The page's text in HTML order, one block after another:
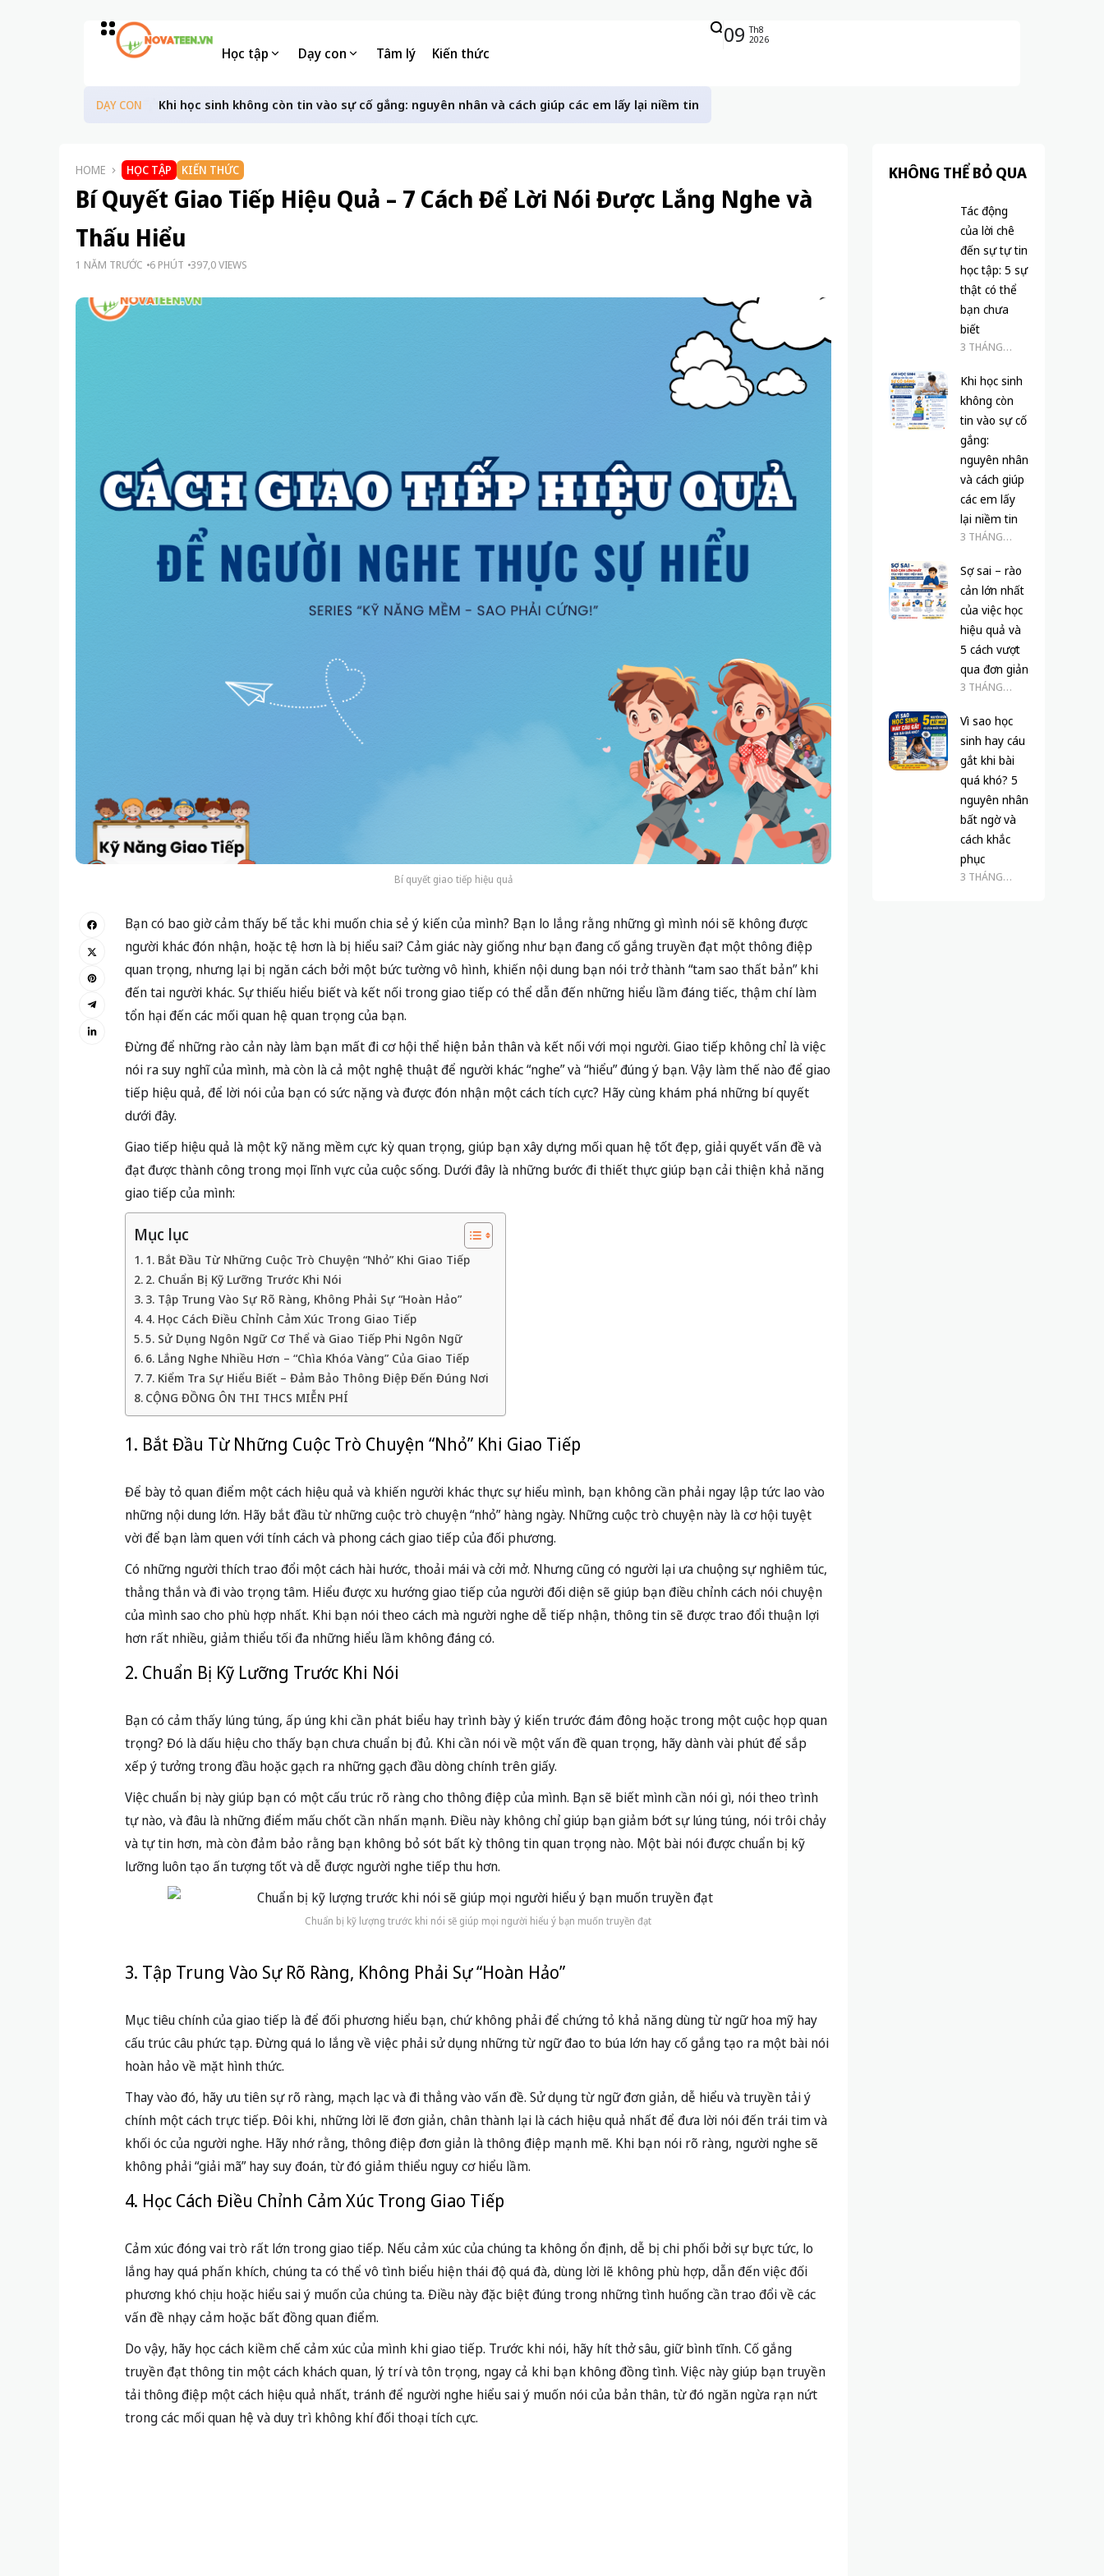
Học tập Dạy con Tâm lý Kiến thức
09 Th8
2026
DẠY CON Khi học sinh không còn tin vào sự cố gắng: nguyên nhân và cách giúp các em lấy lại niềm tin
HOME HỌC TẬP KIẾN THỨC
Bí Quyết Giao Tiếp Hiệu Quả – 7 Cách Để Lời Nói Được Lắng Nghe và
Thấu Hiểu
1 NĂM TRƯỚC 6 PHÚT 397,0 VIEWS
Bí quyết giao tiếp hiệu quả
Bạn có bao giờ cảm thấy bế tắc khi muốn chia sẻ ý kiến của mình? Bạn lo lắng rằng những gì mình nói sẽ không được
người khác đón nhận, hoặc tệ hơn là bị hiểu sai? Cảm giác này giống như bạn đang cố gắng truyền đạt một thông điệp
quan trọng, nhưng lại bị ngăn cách bởi một bức tường vô hình, khiến nội dung bạn nói trở thành “tam sao thất bản” khi
đến tai người khác. Sự thiếu hiểu biết và kết nối trong giao tiếp có thể dẫn đến những hiểu lầm đáng tiếc, thậm chí làm
tổn hại đến các mối quan hệ quan trọng của bạn.
Đừng để những rào cản này làm bạn mất đi cơ hội thể hiện bản thân và kết nối với mọi người. Giao tiếp không chỉ là việc
nói ra suy nghĩ của mình, mà còn là cả một nghệ thuật để người khác “nghe” và “hiểu” đúng ý bạn. Vậy làm thế nào để giao
tiếp hiệu quả, để lời nói của bạn có sức nặng và được đón nhận một cách tích cực? Hãy cùng khám phá những bí quyết
dưới đây.
Giao tiếp hiệu quả là một kỹ năng mềm cực kỳ quan trọng, giúp bạn xây dựng mối quan hệ tốt đẹp, giải quyết vấn đề và
đạt được thành công trong mọi lĩnh vực của cuộc sống. Dưới đây là những bước đi thiết thực giúp bạn cải thiện khả năng
giao tiếp của mình:
Mục lục
1. Bắt Đầu Từ Những Cuộc Trò Chuyện “Nhỏ” Khi Giao Tiếp
2. Chuẩn Bị Kỹ Lưỡng Trước Khi Nói
3. Tập Trung Vào Sự Rõ Ràng, Không Phải Sự “Hoàn Hảo”
4. Học Cách Điều Chỉnh Cảm Xúc Trong Giao Tiếp
5. Sử Dụng Ngôn Ngữ Cơ Thể và Giao Tiếp Phi Ngôn Ngữ
6. Lắng Nghe Nhiều Hơn – “Chìa Khóa Vàng” Của Giao Tiếp
7. Kiểm Tra Sự Hiểu Biết – Đảm Bảo Thông Điệp Đến Đúng Nơi
CỘNG ĐỒNG ÔN THI THCS MIỄN PHÍ
1. Bắt Đầu Từ Những Cuộc Trò Chuyện “Nhỏ” Khi Giao Tiếp
Để bày tỏ quan điểm một cách hiệu quả và khiến người khác thực sự hiểu mình, bạn không cần phải ngay lập tức lao vào
những nội dung lớn. Hãy bắt đầu từ những cuộc trò chuyện “nhỏ” hàng ngày. Những cuộc trò chuyện này là cơ hội tuyệt
vời để bạn làm quen với tính cách và phong cách giao tiếp của đối phương.
Có những người thích trao đổi một cách hài hước, thoải mái và cởi mở. Nhưng cũng có người lại ưa chuộng sự nghiêm túc,
thẳng thắn và đi vào trọng tâm. Hiểu được xu hướng giao tiếp của người đối diện sẽ giúp bạn điều chỉnh cách nói chuyện
của mình sao cho phù hợp nhất. Khi bạn nói theo cách mà người nghe dễ tiếp nhận, thông tin sẽ được trao đổi thuận lợi
hơn rất nhiều, giảm thiểu tối đa những hiểu lầm không đáng có.
2. Chuẩn Bị Kỹ Lưỡng Trước Khi Nói
Bạn có cảm thấy lúng túng, ấp úng khi cần phát biểu hay trình bày ý kiến trước đám đông hoặc trong một cuộc họp quan
trọng? Đó là dấu hiệu cho thấy bạn chưa chuẩn bị đủ. Khi cần nói về một vấn đề quan trọng, hãy dành vài phút để sắp
xếp ý tưởng trong đầu hoặc gạch ra những gạch đầu dòng chính trên giấy.
Việc chuẩn bị này giúp bạn có một cấu trúc rõ ràng cho thông điệp của mình. Bạn sẽ biết mình cần nói gì, nói theo trình
tự nào, và đâu là những điểm mấu chốt cần nhấn mạnh. Điều này không chỉ giúp bạn giảm bớt sự lúng túng, nói trôi chảy
và tự tin hơn, mà còn đảm bảo rằng bạn không bỏ sót bất kỳ thông tin quan trọng nào. Một bài nói được chuẩn bị kỹ
lưỡng luôn tạo ấn tượng tốt và dễ được người nghe tiếp thu hơn.
Chuẩn bị kỹ lượng trước khi nói sẽ giúp mọi người hiểu ý bạn muốn truyền đạt
3. Tập Trung Vào Sự Rõ Ràng, Không Phải Sự “Hoàn Hảo”
Mục tiêu chính của giao tiếp là để đối phương hiểu bạn, chứ không phải để chứng tỏ khả năng dùng từ ngữ hoa mỹ hay
cấu trúc câu phức tạp. Đừng quá lo lắng về việc phải sử dụng những từ ngữ đao to búa lớn hay cố gắng tạo ra một bài nói
hoàn hảo về mặt hình thức.
Thay vào đó, hãy ưu tiên sự rõ ràng, mạch lạc và đi thẳng vào vấn đề. Sử dụng từ ngữ đơn giản, dễ hiểu và truyền tải ý
chính một cách trực tiếp. Đôi khi, những lời lẽ đơn giản, chân thành lại là cách hiệu quả nhất để đưa lời nói đến trái tim và
khối óc của người nghe. Hãy nhớ rằng, thông điệp đơn giản là thông điệp mạnh mẽ. Khi bạn nói rõ ràng, người nghe sẽ
không phải “giải mã” hay suy đoán, từ đó giảm thiểu nguy cơ hiểu lầm.
4. Học Cách Điều Chỉnh Cảm Xúc Trong Giao Tiếp
Cảm xúc đóng vai trò rất lớn trong giao tiếp. Nếu cảm xúc của chúng ta không ổn định, dễ bị chi phối bởi sự bực tức, lo
lắng hay quá phấn khích, chúng ta có thể vô tình biểu hiện thái độ quá đà, dùng lời lẽ không phù hợp, dẫn đến việc đối
phương khó chịu hoặc hiểu sai ý muốn của chúng ta. Điều này đặc biệt đúng trong những tình huống cần trao đổi về các
vấn đề nhạy cảm hoặc bất đồng quan điểm.
Do vậy, hãy học cách kiềm chế cảm xúc của mình khi giao tiếp. Trước khi nói, hãy hít thở sâu, giữ bình tĩnh. Cố gắng
truyền đạt thông tin một cách khách quan, lý trí và tôn trọng, ngay cả khi bạn không đồng tình. Việc này giúp bạn truyền
tải thông điệp một cách hiệu quả nhất, tránh để người nghe hiểu sai ý muốn nói của bản thân, từ đó ngăn ngừa rạn nứt
trong các mối quan hệ và duy trì không khí đối thoại tích cực.
KHÔNG THỂ BỎ QUA
Tác động
của lời chê
đến sự tự tin
học tập: 5 sự
thật có thể
bạn chưa
biết
3 THÁNG
Khi học sinh
không còn
tin vào sự cố
gắng:
nguyên nhân
và cách giúp
các em lấy
lại niềm tin
3 THÁNG
Sợ sai – rào
cản lớn nhất
của việc học
hiệu quả và
5 cách vượt
qua đơn giản
3 THÁNG
Vì sao học
sinh hay cáu
gắt khi bài
quá khó? 5
nguyên nhân
bất ngờ và
cách khắc
phục
3 THÁNG